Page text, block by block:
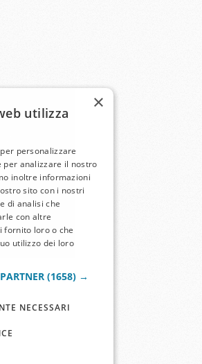
×
utilizza
personalizzare
per analizzare il nostro
inoltre informazioni
sito con i nostri
di analisi che
con altre
fornito loro o che
utilizzo dei loro
(1658) →
NECESSARI